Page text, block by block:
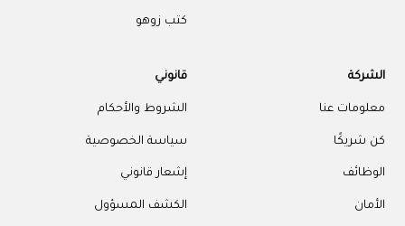
كتب زوهو
الشركة
معلومات عنا
كن شريكًا
الوظائف
الأمان
قانوني
الشروط والأحكام
سياسة الخصوصية
إشعار قانوني
الكشف المسؤول